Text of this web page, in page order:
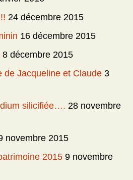
24 décembre 2015
16 décembre 2015
8 décembre 2015
de Jacqueline et Claude 3
silicifiée…. 28 novembre
novembre 2015
2015 9 novembre